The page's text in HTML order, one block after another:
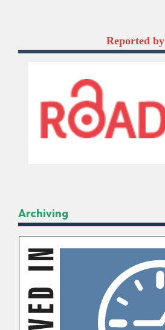
Reported by
Archiving